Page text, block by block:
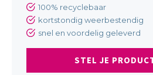
100% recyclebaar
kortstondig weerbestendig
snel en voordelig geleverd
STEL JE